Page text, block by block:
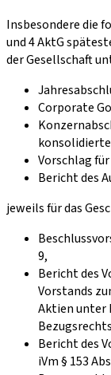
Insbesondere die
und 4 AktG
der Gesellschaft
Corporate
Vorschlag
Bericht des
jeweils für das
9,
Bericht des
Vorstands
Aktien unter
Bericht des
iVm § 153